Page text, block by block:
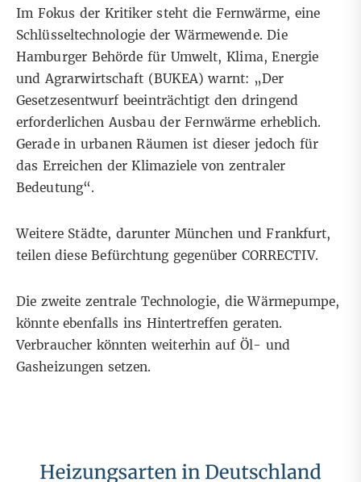
Im Fokus der Kritiker steht die Fernwärme, eine
Schlüsseltechnologie der Wärmewende. Die
Hamburger Behörde für Umwelt, Klima, Energie
und Agrarwirtschaft (BUKEA) warnt: „Der
Gesetzesentwurf beeinträchtigt den dringend
erforderlichen Ausbau der Fernwärme erheblich.
Gerade in urbanen Räumen ist dieser jedoch für
das Erreichen der Klimaziele von zentraler
Bedeutung“.
Weitere Städte, darunter München und Frankfurt,
teilen diese Befürchtung gegenüber CORRECTIV.
Die zweite zentrale Technologie, die Wärmepumpe,
könnte ebenfalls ins Hintertreffen geraten.
Verbraucher könnten weiterhin auf Öl- und
Gasheizungen setzen.